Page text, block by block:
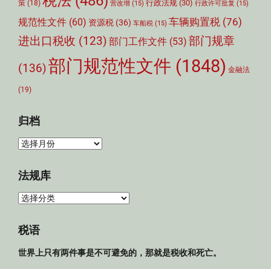
策 (18) 营改增 (15) 行政法规 (30) 行政许可批复 (15)
规范性文件 (60) 资源税 (36) 车船税 (15) 车辆购置税 (76)
进出口税收 (123) 部门工作文件 (53) 部门规章
(136)部门规范性文件 (1848) 金融法
(19)
归档
归
法规库
法
库
税语
世界上只有两件事是不可避免的，那就是税收和死亡。